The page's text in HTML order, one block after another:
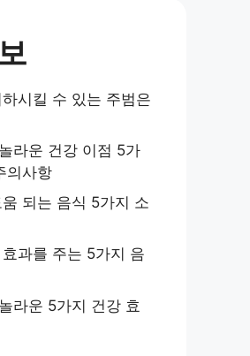
시킬 수 있는 주범은
라운 건강 이점 5가
의사항
되는 음식 5가지 소
과를 주는 5가지 음
라운 5가지 건강 효